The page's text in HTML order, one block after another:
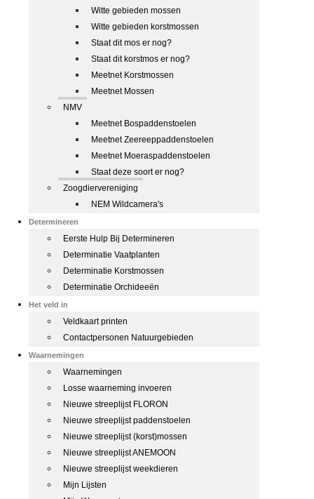
Witte gebieden mossen
Witte gebieden korstmossen
Staat dit mos er nog?
Staat dit korstmos er nog?
Meetnet Korstmossen
Meetnet Mossen
NMV
Meetnet Bospaddenstoelen
Meetnet Zeereeppaddenstoelen
Meetnet Moeraspaddenstoelen
Staat deze soort er nog?
Zoogdiervereniging
NEM Wildcamera's
Determineren
Eerste Hulp Bij Determineren
Determinatie Vaatplanten
Determinatie Korstmossen
Determinatie Orchideeën
Het veld in
Veldkaart printen
Contactpersonen Natuurgebieden
Waarnemingen
Waarnemingen
Losse waarneming invoeren
Nieuwe streeplijst FLORON
Nieuwe streeplijst paddenstoelen
Nieuwe streeplijst (korst)mossen
Nieuwe streeplijst ANEMOON
Nieuwe streeplijst weekdieren
Mijn Lijsten